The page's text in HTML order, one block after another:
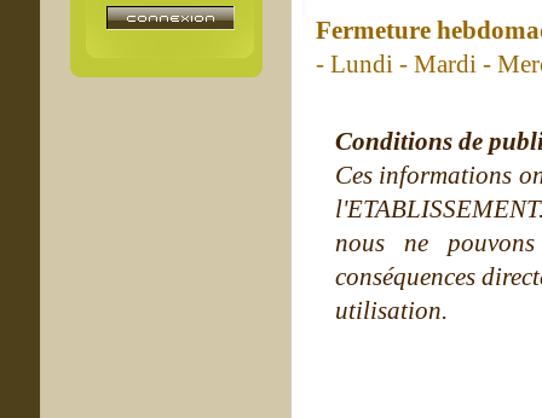
Fermeture
- Lundi - Mardi -
Conditions de
Ces informations
nous ne
conséquences
utilisation.